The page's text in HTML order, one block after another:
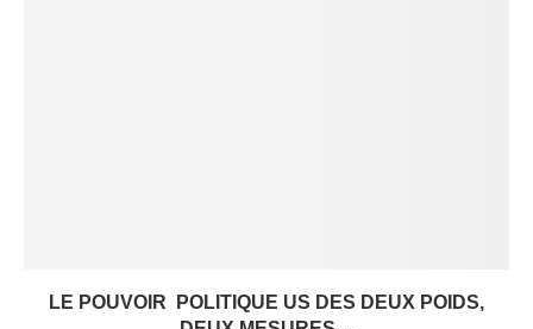
LE POUVOIR POLITIQUE US DES DEUX POIDS,